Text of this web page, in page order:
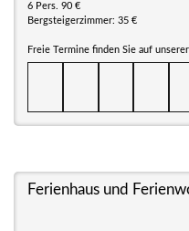
6 Pers. 90 €
Bergsteigerzimmer: 35 €
Freie Termine finden Sie auf
Ferienhaus und